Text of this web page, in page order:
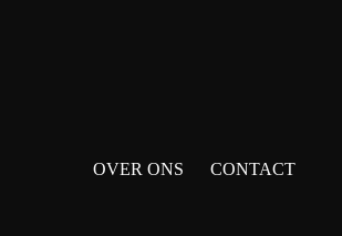
OVER ONS CONTACT